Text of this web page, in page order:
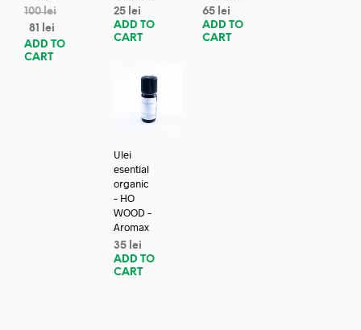
100lei
81
lei
ADD TO
CART
25 lei
ADD TO
CART
65 lei
ADD TO
CART
Ulei
esential
organic
– HO
WOOD –
Aromax
35 lei
ADD TO
CART